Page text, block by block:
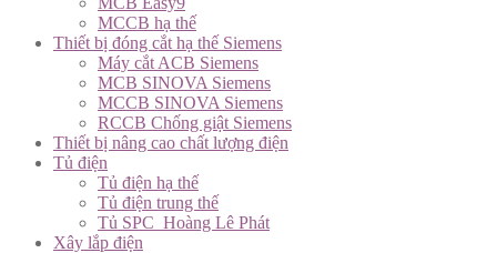
MCCB hạ thế
Thiết bị đóng cắt hạ thế Siemens
Máy cắt ACB Siemens
MCB SINOVA Siemens
MCCB SINOVA Siemens
RCCB Chống giật Siemens
Thiết bị nâng cao chất lượng điện
Tủ điện
Tủ điện hạ thế
Tủ điện trung thế
Tủ SPC_Hoàng Lê Phát
Xây lắp điện